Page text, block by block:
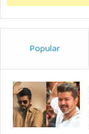
Popular